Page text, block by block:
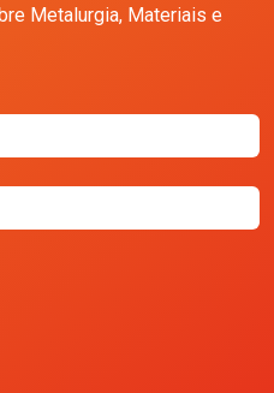
Metalurgia, Materiais e